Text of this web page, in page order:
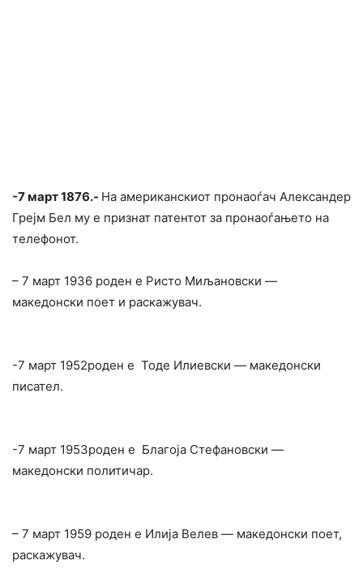
-7 март 1876.- На американскиот пронаоѓач Александер
Грејм Бел му е признат патентот за пронаоѓањето на
телефонот.
– 7 март 1936 роден е Ристо Миљановски —
македонски поет и раскажувач.
-7 март 1952роден е Тоде Илиевски — македонски
писател.
-7 март 1953роден е Благоја Стефановски —
македонски политичар.
– 7 март 1959 роден е Илија Велев — македонски поет,
раскажувач.